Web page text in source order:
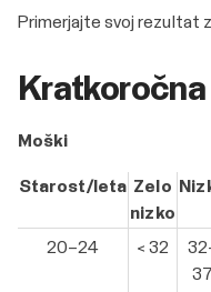
Primerjajte svoj rezultat
Kratkoročna
Moški
Starost/leta Zelo
nizko
20–24
< 32
37